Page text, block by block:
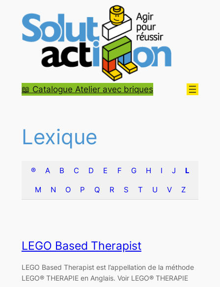
contenu
📖 Catalogue Atelier avec briques
Lexique
® A B C D E F G H I J L
M N O P Q R S T U V Z
LEGO Based Therapist
LEGO Based Therapist est l’appellation de la méthode
LEGO® THERAPIE en Anglais. Voir LEGO® THERAPIE